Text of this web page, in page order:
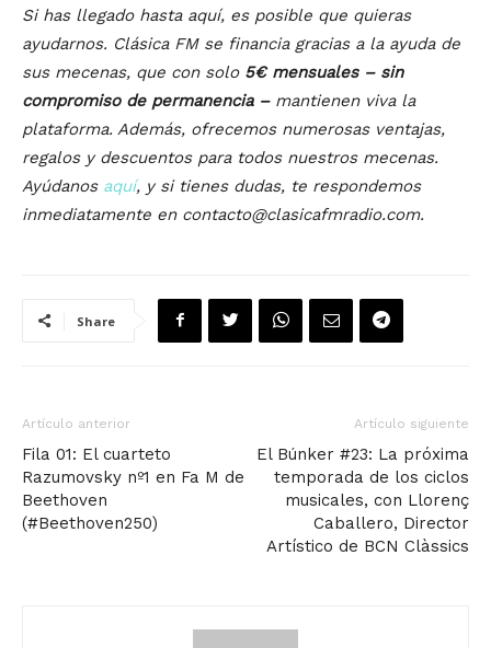
Si has llegado hasta aquí, es posible que quieras
ayudarnos. Clásica FM se financia gracias a la ayuda de
sus mecenas, que con solo 5€ mensuales – sin
compromiso de permanencia – mantienen viva la
plataforma. Además, ofrecemos numerosas ventajas,
regalos y descuentos para todos nuestros mecenas.
Ayúdanos aquí, y si tienes dudas, te respondemos
inmediatamente en contacto@clasicafmradio.com.
Share
Artículo anterior
Fila 01: El cuarteto
Razumovsky nº1 en Fa M de
Beethoven
(#Beethoven250)
Artículo siguiente
El Búnker #23: La próxima
temporada de los ciclos
musicales, con Llorenç
Caballero, Director
Artístico de BCN Clàssics